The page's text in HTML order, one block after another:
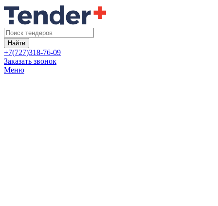
Найти
+7(727)318-76-09
Заказать звонок
Меню